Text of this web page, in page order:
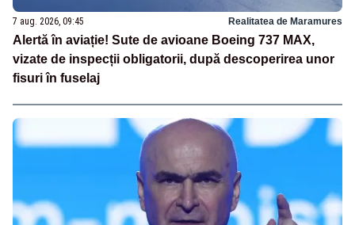
7 aug. 2026, 09:45 Realitatea de Maramures
Alertă în aviație! Sute de avioane Boeing 737 MAX,
vizate de inspecții obligatorii, după descoperirea unor
fisuri în fuselaj